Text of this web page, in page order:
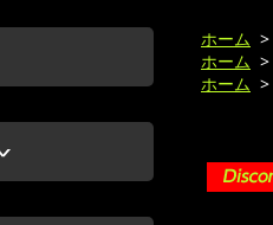
ホーム >
ホーム >
ホーム >